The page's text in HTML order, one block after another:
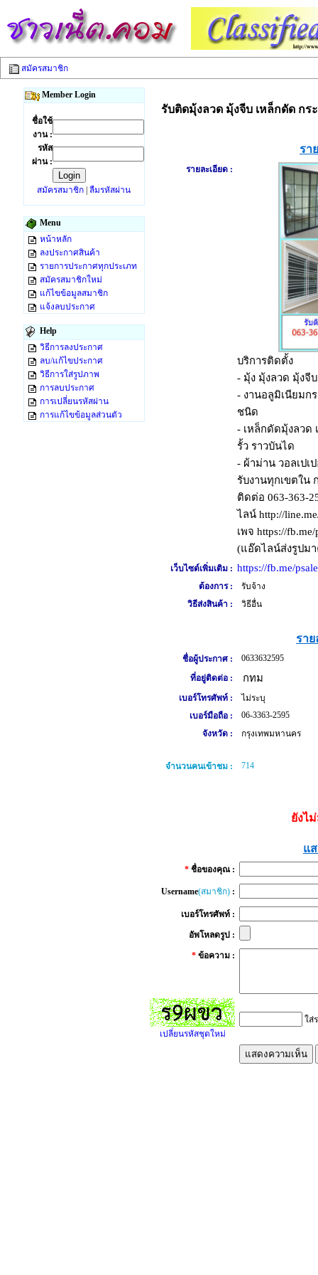
สมัครสมาชิก
Member Login
ชื่อใช้
งาน :
รหัส
ผ่าน :
สมัครสมาชิก ลืมรหัสผ่าน
Menu
หน้าหลัก
ลงประกาศสินค้า
รายการประกาศทุกประเภท
สมัครสมาชิกใหม่
แก้ไขข้อมูลสมาชิก
แจ้งลบประกาศ
Help
วิธีการลงประกาศ
ลบ/แก้ไขประกาศ
วิธีการใส่รูปภาพ
การลบประกาศ
การเปลี่ยนรหัสผ่าน
การแก้ไขข้อมูลส่วนตัว
รับติดมุ้งลวด มุ้งจีบ เหล็กดัด กร
รา
รายละเอียด :
บริการติดตั้ง
- มุ้ง มุ้งลวด มุ้งจี
- งานอลูมิเนียมก
ชนิด
- เหล็กดัดมุ้งลวด
รั้ว ราวบันได
- ผ้าม่าน วอลเปเ
รับงานทุกเขตใน
ติดต่อ 063-363-
ไลน์ http://
เพจ https://fb.me/
(แอ๊ดไลน์ส่งรูปม
เว็บไซต์เพิ่มเติม : https://fb.me/
ต้องการ :
รับจ้าง
วิธีส่งสินค้า :
วิธีอื่น
ราย
ชื่อผู้ประกาศ :
0633632595
ที่อยู่ติดต่อ :
กทม
เบอร์โทรศัพท์ :
ไม่ระบุ
เบอร์มือถือ :
06-3363-2595
จังหวัด :
กรุงเทพมหานคร
จำนวนคนเข้าชม : 714
ยังไ
แ
* ชื่อของคุณ :
Username(สมาชิก) :
เบอร์โทรศัพท์ :
อัพโหลดรูป :
* ข้อความ :
เปลี่ยนรหัสชุดใหม่
ใส่